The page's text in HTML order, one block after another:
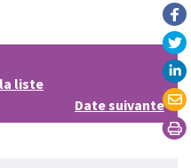
liste
Date suivante